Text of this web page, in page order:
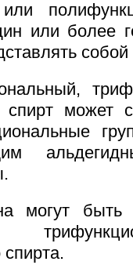
или более
спирт может
могут